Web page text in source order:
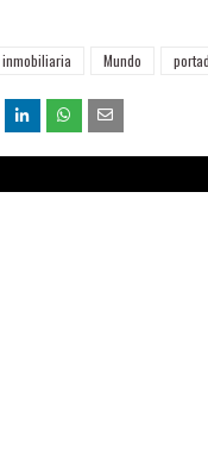
inmobiliaria Mundo